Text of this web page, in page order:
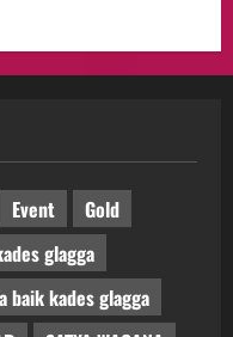
Event
Gold
glagga
baik kades glagga